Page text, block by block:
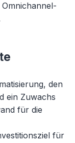
den
ein Zuwachs
für die
für